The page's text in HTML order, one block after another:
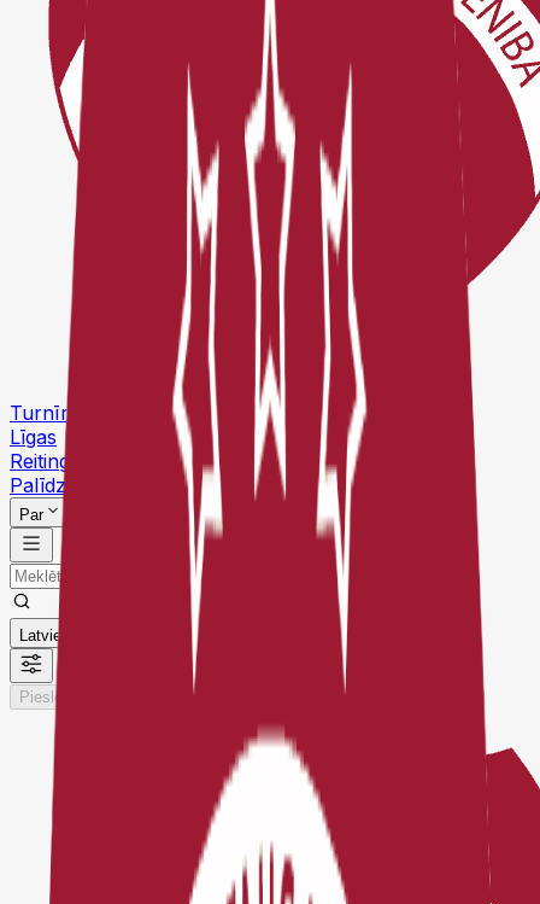
Turnīri
Līgas
Reitingi
Palīdzības centrs
Par
Latviešu
Pieslēgties Reģistrēties